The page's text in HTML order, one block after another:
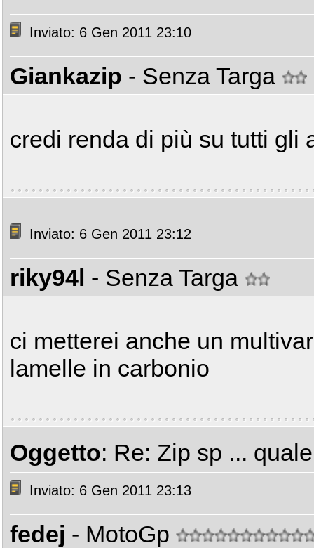
Inviato: 6 Gen 2011 23:10
Giankazip - Senza Targa
credi renda di più su tutti gli
Inviato: 6 Gen 2011 23:12
riky94l - Senza Targa
ci metterei anche un
lamelle in carbonio
Oggetto: Re: Zip sp ...
Inviato: 6 Gen 2011 23:13
fedej - MotoGp